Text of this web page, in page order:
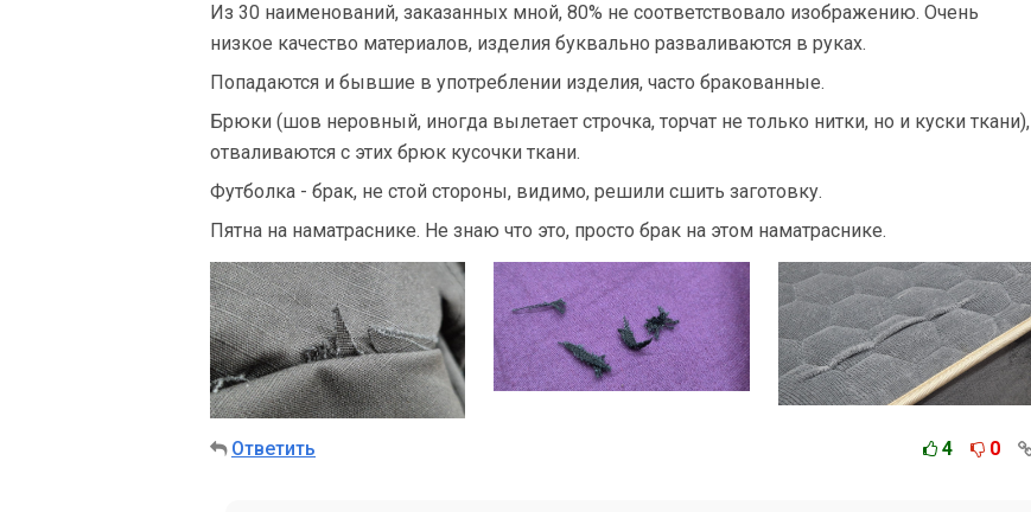
Из 30 наименований, заказанных мной, 80% не соответствовало изображению. Очень
низкое качество материалов, изделия буквально разваливаются в руках.
Попадаются и бывшие в употреблении изделия, часто бракованные.
Брюки (шов неровный, иногда вылетает строчка, торчат не только нитки, но и куски ткани),
отваливаются с этих брюк кусочки ткани.
Футболка - брак, не стой стороны, видимо, решили сшить заготовку.
Пятна на наматраснике. Не знаю что это, просто брак на этом наматраснике.
Ответить 4 0